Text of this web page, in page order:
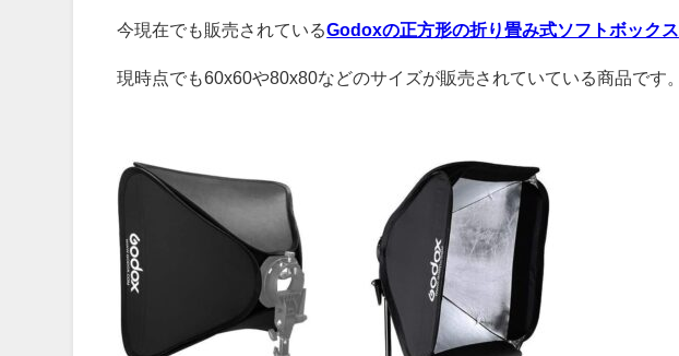
今現在でも販売されているGodoxの正方形の折り畳み式ソフトボックス
現時点でも60x60や80x80などのサイズが販売されていている商品です。